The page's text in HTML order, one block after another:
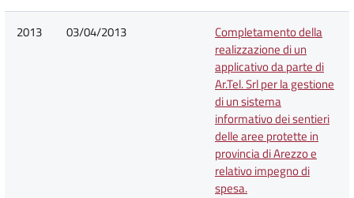
2013 03/04/2013
Completamento della
realizzazione di un
applicativo da parte di
Ar.Tel. Srl per la gestione
di un sistema
informativo dei sentieri
delle aree protette in
provincia di Arezzo e
relativo impegno di
spesa.